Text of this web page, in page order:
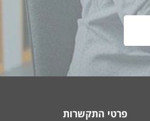
פרטי התקשרות